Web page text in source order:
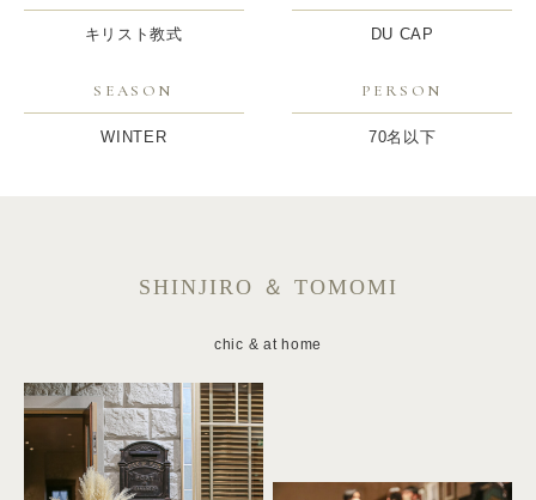
キリスト教式 DU CAP
SEASON
WINTER
PERSON
70名以下
SHINJIRO ＆ TOMOMI
chic & at home